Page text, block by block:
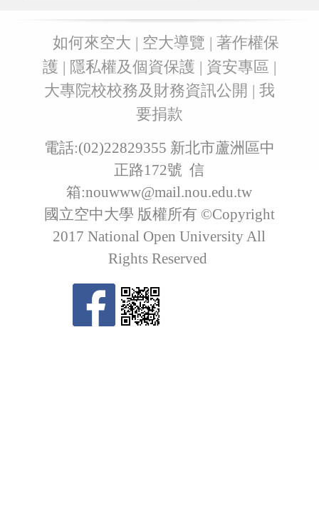
如何來空大 | 空大導覽 | 著作權保
護 | 隱私權及個資保護 | 資安專區 |
大專院校校務及財務資訊公開 | 我
要捐款
電話:(02)22829355 新北市蘆洲區中
正路172號 信
箱:nouwww@mail.nou.edu.tw
國立空中大學 版權所有 ©Copyright
2017 National Open University All
Rights Reserved